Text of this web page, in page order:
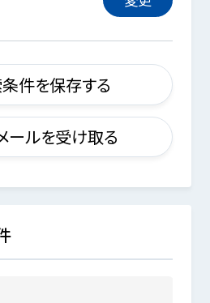
件を保存する
ールを受け取る